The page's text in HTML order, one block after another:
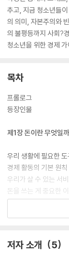
추고, 지금 청소년들
의 의미, 자본주의와
의 불평등까지 사회?
청소년을 위한 경제
목차
프롤로그
등장인물
제1장 돈이란 무엇일
우리 생활에 필요한
경제 활동의 기본 원칙
우리가 살 수 있는 서
돈을 쓰는 게 중요한
돈의 역사①
사회의 혈액
저자 소개 5